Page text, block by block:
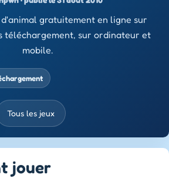
gratuitement en ligne sur
téléchargement, sur ordinateur et
mobile.
Tous les jeux
jouer